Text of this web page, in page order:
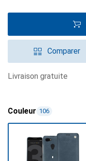
Comparer
livraison gratuite
Couleur 106